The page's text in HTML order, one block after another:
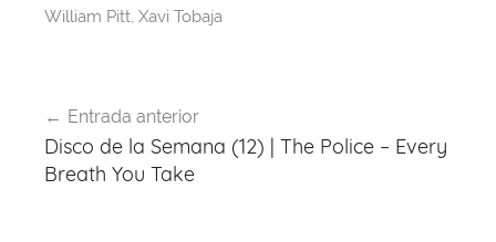
William Pitt, Xavi Tobaja
de
entradas
Entrada anterior
Disco de la Semana (12) | The Police – Every
Breath You Take